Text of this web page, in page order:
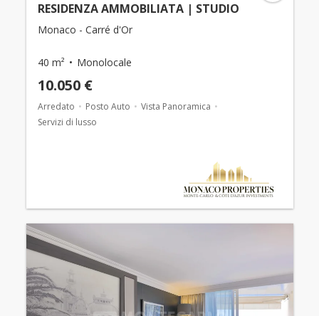
RESIDENZA AMMOBILIATA | STUDIO
Monaco - Carré d'Or
40 m² Monolocale
10.050 €
Arredato Posto Auto
Vista Panoramica
Servizi di lusso